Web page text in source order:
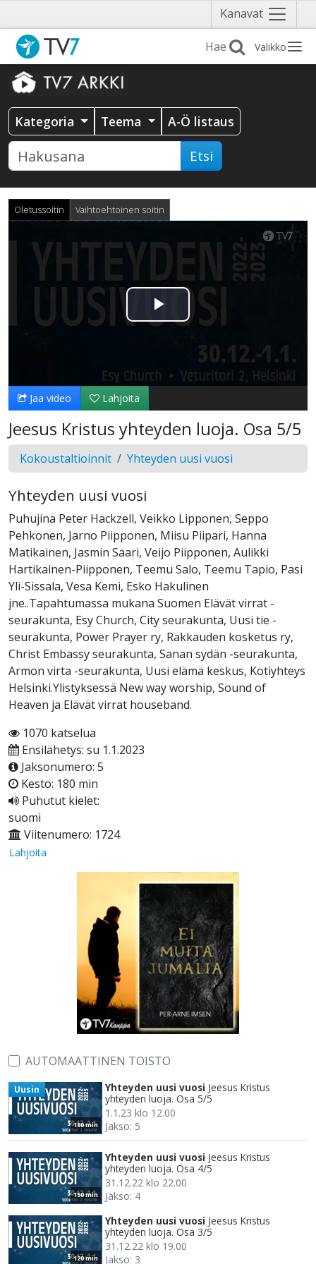
Kanavat Näytä
valikko
Valikko
Kategoria Teema A-Ö listaus
Etsi
Oletussoitin Vaihtoehtoinen soitin
Toista
Video
Jaa video Lahjoita
Jeesus Kristus yhteyden luoja. Osa 5/5
Kokoustaltioinnit Yhteyden uusi vuosi
Yhteyden uusi vuosi
Puhujina Peter Hackzell, Veikko Lipponen, Seppo
Pehkonen, Jarno Piipponen, Miisu Piipari, Hanna
Matikainen, Jasmin Saari, Veijo Piipponen, Aulikki
Hartikainen-Piipponen, Teemu Salo, Teemu Tapio, Pasi
Yli-Sissala, Vesa Kemi, Esko Hakulinen
jne..Tapahtumassa mukana Suomen Elävät virrat -
seurakunta, Esy Church, City seurakunta, Uusi tie -
seurakunta, Power Prayer ry, Rakkauden kosketus ry,
Christ Embassy seurakunta, Sanan sydän -seurakunta,
Armon virta -seurakunta, Uusi elämä keskus, Kotiyhteys
Helsinki.Ylistyksessä New way worship, Sound of
Heaven ja Elävät virrat houseband.
1070 katselua
Ensilähetys: su 1.1.2023
Jaksonumero: 5
Kesto: 180 min
Puhutut kielet:
suomi
Viitenumero: 1724
Lahjoita
AUTOMAATTINEN TOISTO
180 min
Uusin Yhteyden uusi vuosi Jeesus Kristus
yhteyden luoja. Osa 5/5
1.1.23 klo 12.00
Jakso: 5
150 min
Yhteyden uusi vuosi Jeesus Kristus
yhteyden luoja. Osa 4/5
31.12.22 klo 22.00
Jakso: 4
120 min
Yhteyden uusi vuosi Jeesus Kristus
yhteyden luoja. Osa 3/5
31.12.22 klo 19.00
Jakso: 3